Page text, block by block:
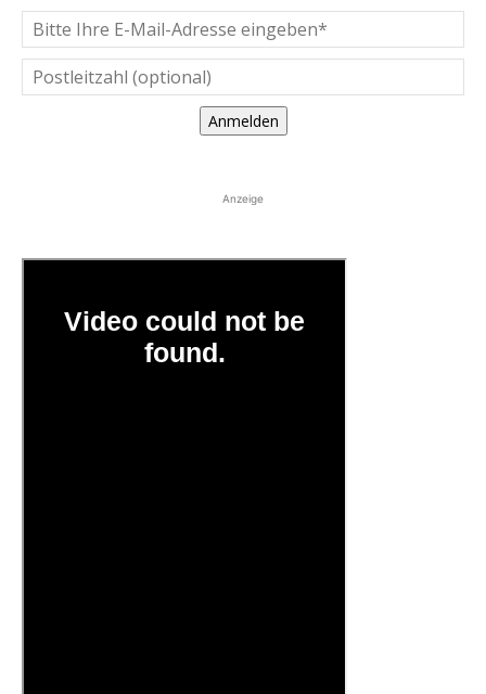
Anmelden
Anzeige